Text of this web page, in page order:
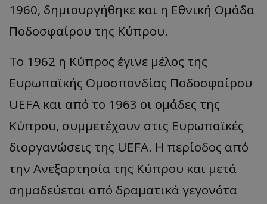
1960, δημιουργήθηκε και η Εθνική Ομάδα
Ποδοσφαίρου της Κύπρου.
Το 1962 η Κύπρος έγινε μέλος της
Ευρωπαϊκής Ομοσπονδίας Ποδοσφαίρου
UEFA και από το 1963 οι ομάδες της
Κύπρου, συμμετέχουν στις Ευρωπαϊκές
διοργανώσεις της UEFA. Η περίοδος από
την Ανεξαρτησία της Κύπρου και μετά
σημαδεύεται από δραματικά γεγονότα